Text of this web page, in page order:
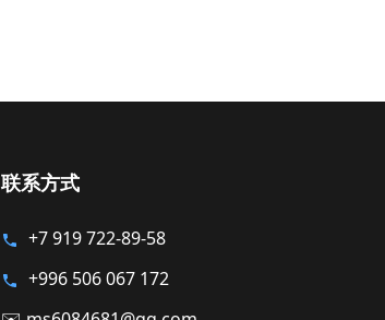
联系方式
+7 919 722-89-58
+996 506 067 172